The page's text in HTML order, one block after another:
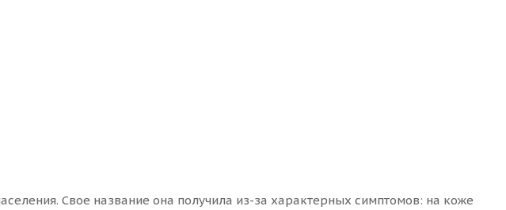
Свое название она получила из-за характерных симптомов: на коже